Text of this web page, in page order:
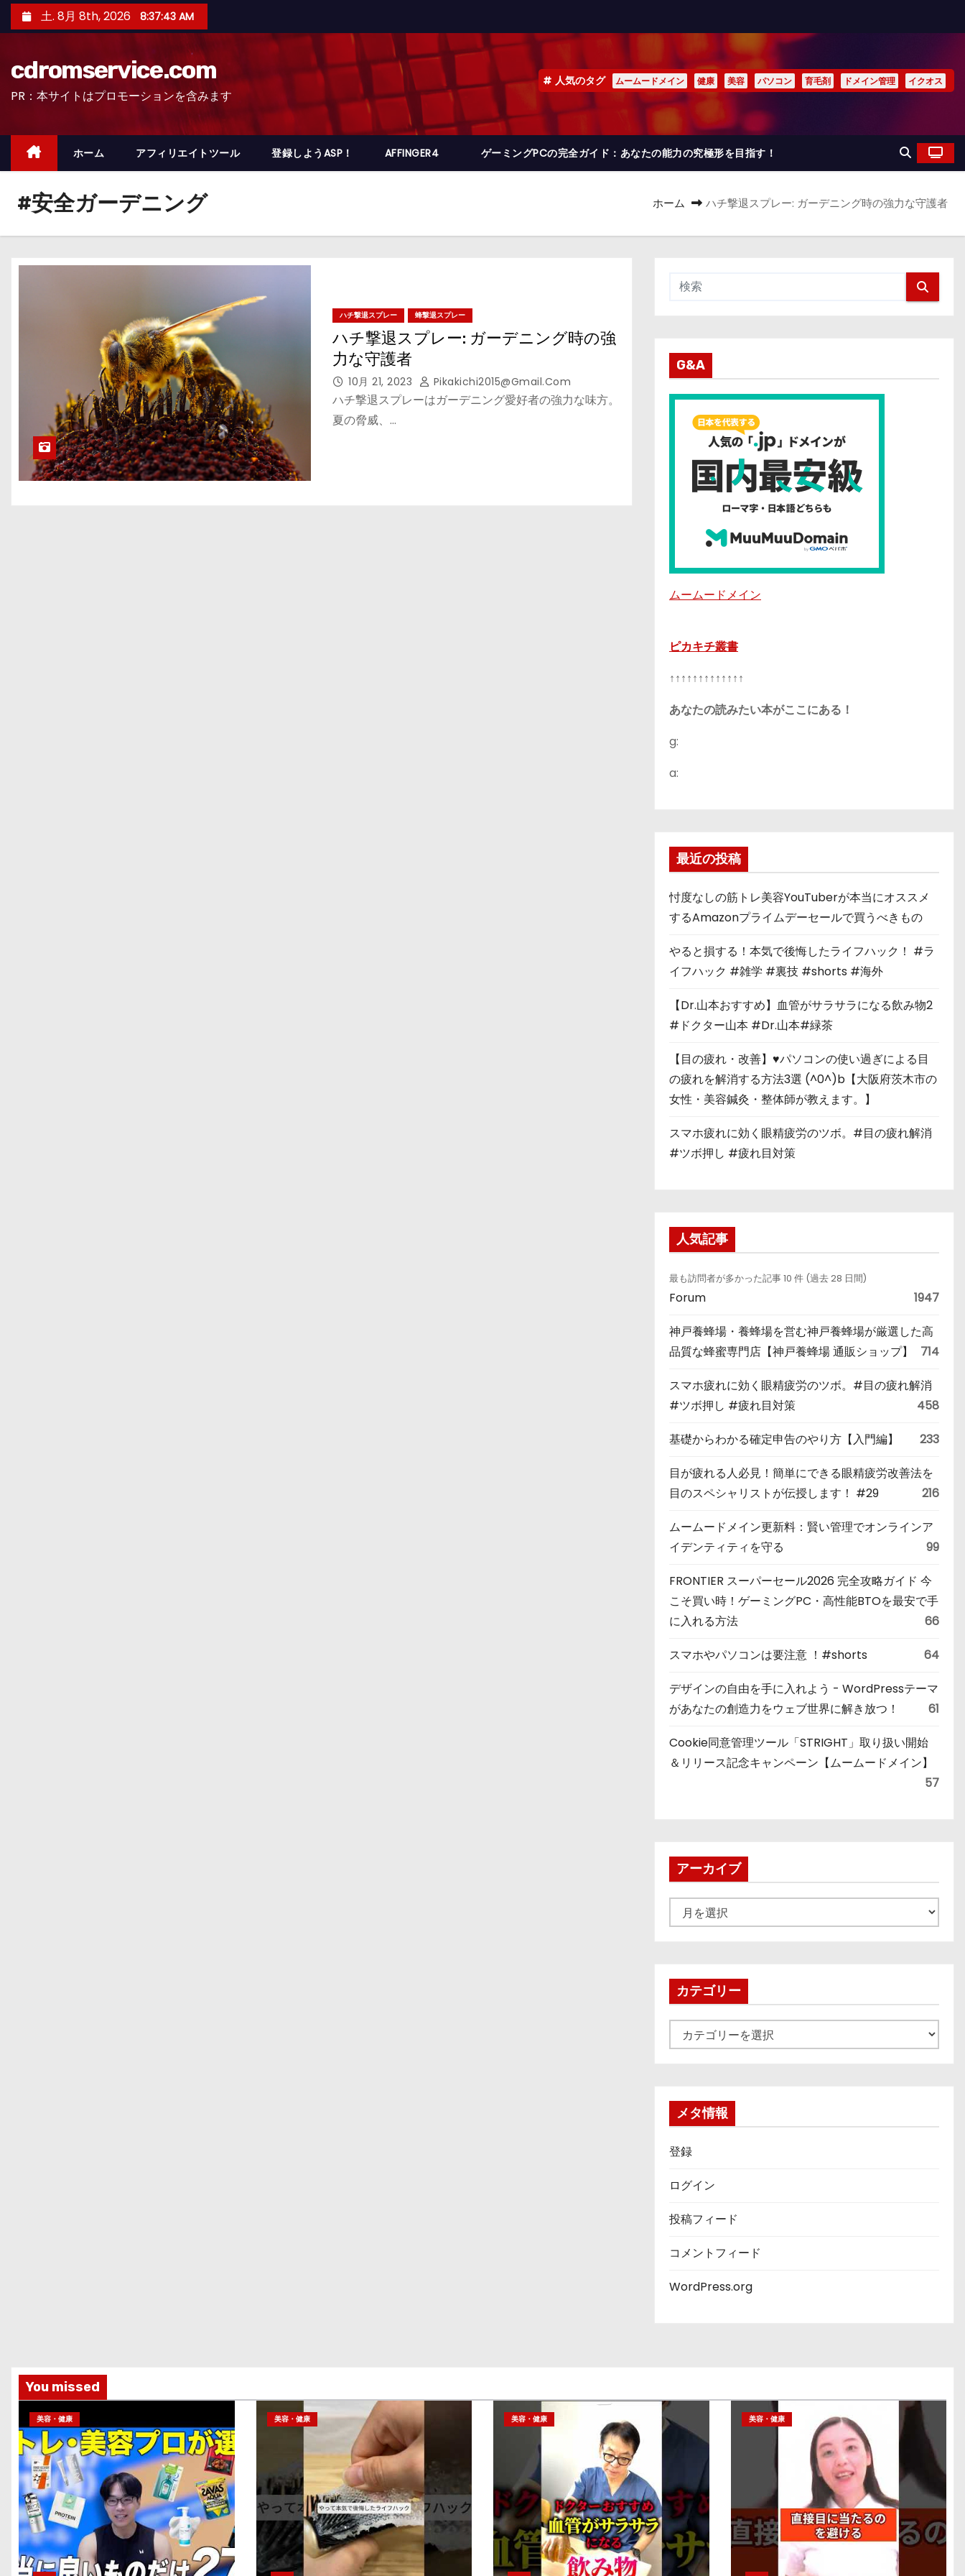
ン
ッ
土. 8月 8th, 2026 8:37:44 AM
cdromservice.com
PR：本サイトはプロモーションを含みます
人気のタグ ムームードメイン 健康 美容 パソコン 育毛剤 ドメイン管理 イクオス
ホーム アフィリエイトツール 登録しようASP！ AFFINGER4 ゲーミングPCの完全ガイド：あなたの能力の究極形を目指す！
#安全ガーデニング ホーム ハチ撃退スプレー: ガーデニング時の強力な守護者
ハチ撃退スプレー 蜂撃退スプレー
ハチ撃退スプレー: ガーデニング時の強
力な守護者
10月 21, 2023 Pikakichi2015@gmail.com
ハチ撃退スプレーはガーデニング愛好者の強力な味方。
夏の脅威、…
G&A
ムームードメイン
ピカキチ叢書
↑↑↑↑↑↑↑↑↑↑↑↑↑
あなたの読みたい本がここにある！
g:
a:
最近の投稿
忖度なしの筋トレ美容YouTuberが本当にオススメ
するAmazonプライムデーセールで買うべきもの
やると損する！本気で後悔したライフハック！ #ラ
イフハック #雑学 #裏技 #shorts #海外
【Dr.山本おすすめ】血管がサラサラになる飲み物2
#ドクター山本 #Dr.山本#緑茶
【目の疲れ・改善】♥パソコンの使い過ぎによる目
の疲れを解消する方法3選 (^0^)b【大阪府茨木市の
女性・美容鍼灸・整体師が教えます。】
スマホ疲れに効く眼精疲労のツボ。#目の疲れ解消
#ツボ押し #疲れ目対策
人気記事
最も訪問者が多かった記事 10 件 (過去 28 日間)
Forum 1947
神戸養蜂場・養蜂場を営む神戸養蜂場が厳選した高
品質な蜂蜜専門店【神戸養蜂場 通販ショップ】
714
スマホ疲れに効く眼精疲労のツボ。#目の疲れ解消
#ツボ押し #疲れ目対策
458
基礎からわかる確定申告のやり方【入門編】 233
目が疲れる人必見！簡単にできる眼精疲労改善法を
目のスペシャリストが伝授します！ #29
216
ムームードメイン更新料：賢い管理でオンラインア
イデンティティを守る
99
FRONTIER スーパーセール2026 完全攻略ガイド 今
こそ買い時！ゲーミングPC・高性能BTOを最安で手
に入れる方法
66
スマホやパソコンは要注意 ！#shorts 64
デザインの自由を手に入れよう - WordPressテーマ
があなたの創造力をウェブ世界に解き放つ！
61
Cookie同意管理ツール「STRIGHT」取り扱い開始
＆リリース記念キャンペーン【ムームードメイン】
57
アーカイブ
ー
ブカテゴリー
テ
メタ情報
登録
ログイン
投稿フィード
コメントフィード
WordPress.org
You missed
美容・健康 美容・健康 美容・健康 美容・健康